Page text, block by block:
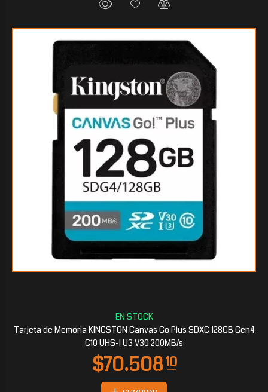
Tarjeta de Memoria KINGSTON Canvas Go Plus SDXC 128GB Gen4
C10 UHS-I U3 V30 200MB/s
$46.35900